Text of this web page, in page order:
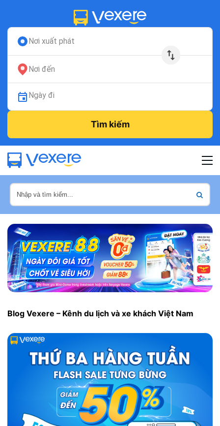
Nơi xuất phát
Nơi đến
Ngày đi
Tìm kiếm
Blog Vexere – Kênh du lịch và xe khách Việt Nam